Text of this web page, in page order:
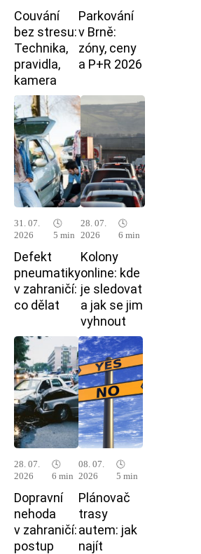
Couvání
bez stresu:
Technika,
pravidla,
kamera
Parkování
v Brně:
zóny, ceny
a P+R 2026
31. 07.
2026
🕓
5 min
Defekt
pneumatiky
v zahraničí:
co dělat
28. 07.
2026
🕓
6 min
Kolony
online: kde
je sledovat
a jak se jim
vyhnout
28. 07.
2026
🕓
6 min
Dopravní
nehoda
v zahraničí:
postup
08. 07.
2026
🕓
5 min
Plánovač
trasy
autem: jak
najít